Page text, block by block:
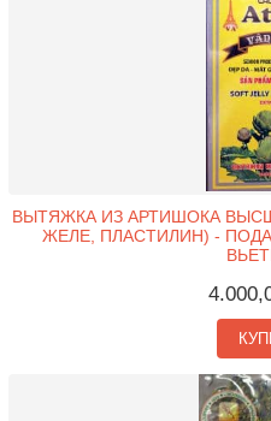
ВЫТЯЖКА ИЗ АРТИШОКА
ЖЕЛЕ, ПЛАСТИЛИН) -